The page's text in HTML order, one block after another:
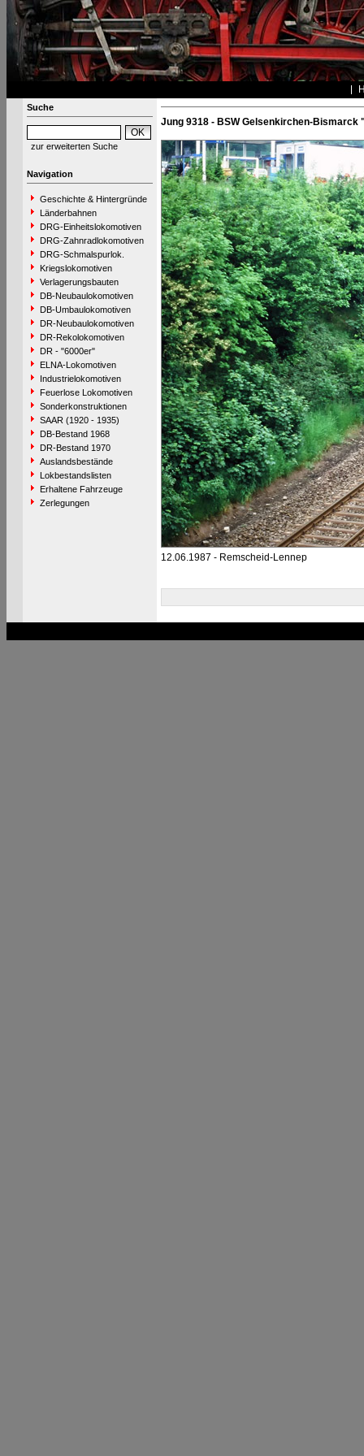
Suche
zur erweiterten Suche
Navigation
Geschichte & Hintergründe
Länderbahnen
DRG-Einheitslokomotiven
DRG-Zahnradlokomotiven
DRG-Schmalspurlok.
Kriegslokomotiven
Verlagerungsbauten
DB-Neubaulokomotiven
DB-Umbaulokomotiven
DR-Neubaulokomotiven
DR-Rekolokomotiven
DR - "6000er"
ELNA-Lokomotiven
Industrielokomotiven
Feuerlose Lokomotiven
Sonderkonstruktionen
SAAR (1920 - 1935)
DB-Bestand 1968
DR-Bestand 1970
Auslandsbestände
Lokbestandslisten
Erhaltene Fahrzeuge
Zerlegungen
Jung 9318 - BSW Gelsenkirchen-Bismarck
12.06.1987 - Remscheid-Lennep